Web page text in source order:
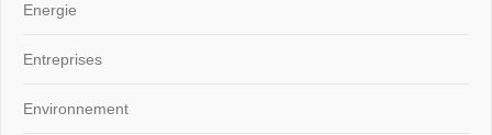
Energie
Entreprises
Environnement